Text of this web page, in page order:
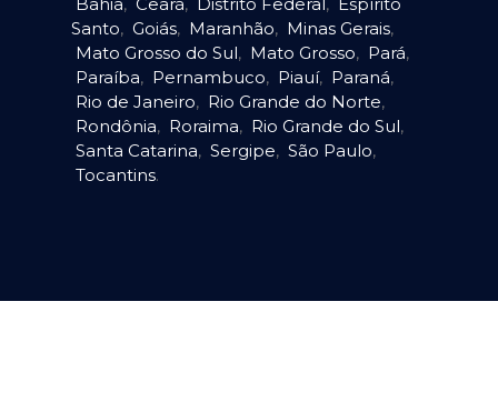
Santo, Goiás, Maranhão, Minas Gerais,
Mato Grosso do Sul, Mato Grosso, Pará,
Paraíba, Pernambuco, Piauí, Paraná,
Rio de Janeiro, Rio Grande do Norte,
Rondônia, Roraima, Rio Grande do Sul,
Santa Catarina, Sergipe, São Paulo,
Tocantins.